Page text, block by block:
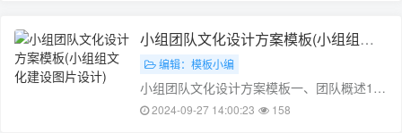
学校与家长之间的联系。二、活动时间2022
年10月1日-2……
小组团队文化设计方案模板(小组组文
化建设图片设计)
编辑：模板小编
小组团队文化设计方案模板一、团队概述1.
团队名称小组名称：成员：角色分工：二、
2024-09-27 14:00:23 158